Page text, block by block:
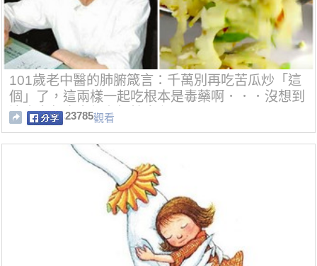
101歲老中醫的肺腑箴言：千萬別再吃苦瓜炒「這
個」了，這兩樣一起吃根本是毒藥啊．．．沒想到
這麼多年大家都在慢性自殺！
23785觀看